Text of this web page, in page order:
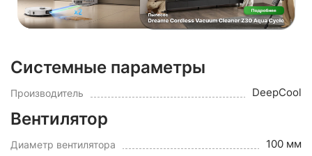
Системные параметры
Производитель DeepCool
Вентилятор
Диаметр вентилятора 100 мм